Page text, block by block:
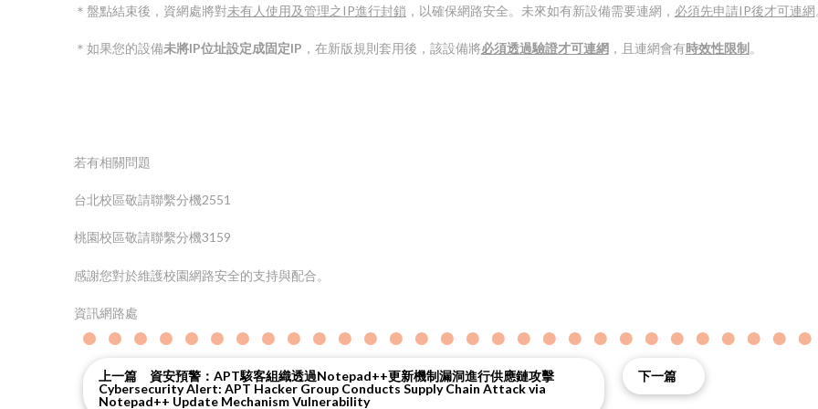
＊盤點結束後，資網處將對未有人使用及管理之IP進行封鎖 ，以確保網路安全。未來如有新設備需要連網， 必須先申請IP後才可連網
＊如果您的設備未將IP位址設定成固定IP ，在新版規則套用後，該設備將必須透過驗證才可連網，且連網會有時效性限制。
若有相關問題
台北校區敬請聯繫分機2551
桃園校區敬請聯繫分機3159
感謝您對於維護校園網路安全的支持與配合。
資訊網路處
上一篇 資安預警：APT駭客組織透過Notepad++更新機制漏洞進行供應鏈攻擊
Cybersecurity Alert: APT Hacker Group Conducts Supply Chain Attack via
Notepad++ Update Mechanism Vulnerability
下一篇